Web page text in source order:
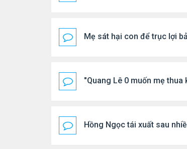
Mẹ sát hại con để trục lợi
"Quang Lê 0 muốn mẹ thua
Hồng Ngọc tái xuất sau